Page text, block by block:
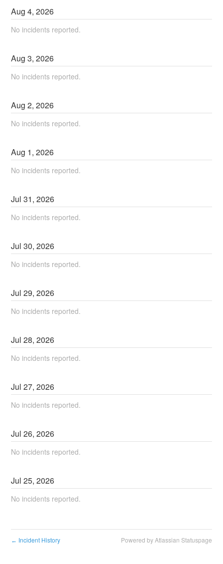
Aug4,2026
No incidents reported.
Aug3,2026
No incidents reported.
Aug2,2026
No incidents reported.
Aug 1,2026
No incidents reported.
Jul31,2026
No incidents reported.
Jul30,2026
No incidents reported.
Jul29,2026
No incidents reported.
Jul28,2026
No incidents reported.
Jul27,2026
No incidents reported.
Jul26,2026
No incidents reported.
Jul25,2026
No incidents reported.
← Incident History Powered by Atlassian Statuspage